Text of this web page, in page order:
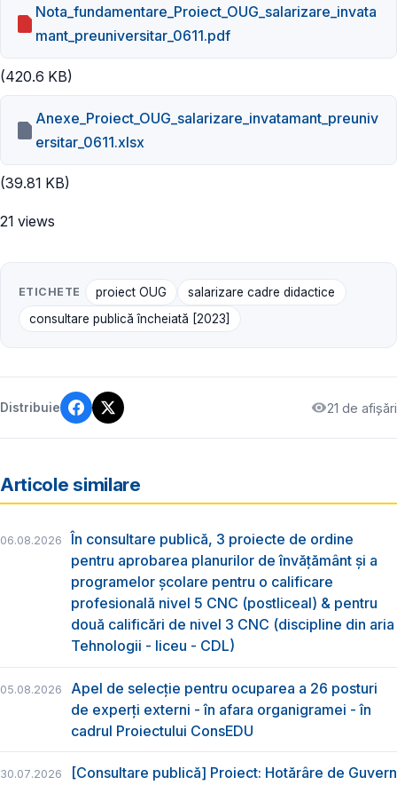
Nota_fundamentare_Proiect_OUG_salarizare_invata
mant_preuniversitar_0611.pdf
(420.6 KB)
Anexe_Proiect_OUG_salarizare_invatamant_preuniv
ersitar_0611.xlsx
(39.81 KB)
21 views
ETICHETE proiect OUG
salarizare cadre didactice
consultare publică încheiată [2023]
Distribuie 21 de afișări
Articole similare
06.08.2026
În consultare publică, 3 proiecte de ordine
pentru aprobarea planurilor de învățământ și a
programelor școlare pentru o calificare
profesională nivel 5 CNC (postliceal) & pentru
două calificări de nivel 3 CNC (discipline din aria
Tehnologii - liceu - CDL)
05.08.2026
Apel de selecție pentru ocuparea a 26 posturi
de experți externi - în afara organigramei - în
cadrul Proiectului ConsEDU
30.07.2026
[Consultare publică] Proiect: Hotărâre de Guvern